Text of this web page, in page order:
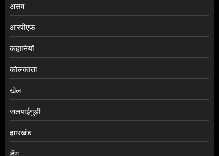
असम
आरपीएफ
कहानियों
कोलकाता
खेल
जलपाईगुड़ी
झारखंड
डेंगू